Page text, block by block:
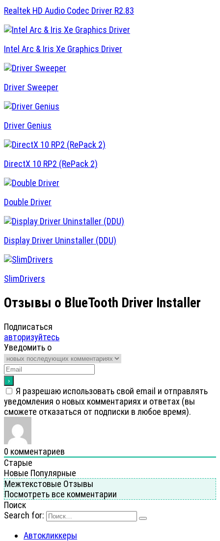
Realtek HD Audio Codec Driver R2.83
Intel Arc & Iris Xe Graphics Driver
Driver Sweeper
Driver Genius
DirectX 10 RP2 (RePack 2)
Double Driver
Display Driver Uninstaller (DDU)
SlimDrivers
Отзывы о BlueTooth Driver Installer
Подписаться
авторизуйтесь
Уведомить о
Я разрешаю использовать свой email и отправлять
уведомления о новых комментариях и ответах (вы
cможете отказаться от подписки в любое время).
0 комментариев
Старые
Новые Популярные
Межтекстовые Отзывы
Посмотреть все комментарии
Поиск
Search for:
Автокликкеры